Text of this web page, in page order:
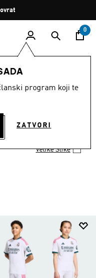
0
program koji te
ZATVORI
·
Velike Slike
VRSTA PROIZVODA:
filtrirano prema KATEGORIJA